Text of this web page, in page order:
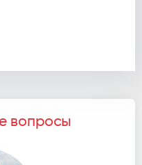
вопросы